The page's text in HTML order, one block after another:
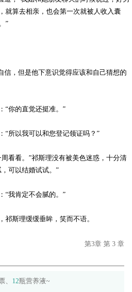
就算去相亲，也会第一次就被人收入囊
”
，但是他下意识觉得应该和自己猜想的
你的直觉还挺准。”
以我可以和您登记领证吗？”
看。”祁斯理没有被美色迷惑，十分清
可以结婚试试。”
我肯定不会腻的。”
斯理缓缓垂眸，笑而不语。
第3章 第 3 章
、 12瓶营养液~